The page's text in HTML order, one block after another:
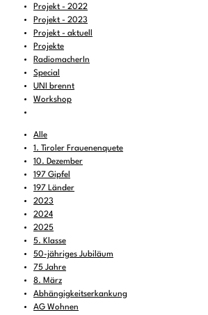
Projekt - 2022
Projekt - 2023
Projekt - aktuell
Projekte
RadiomacherIn
Special
UNI brennt
Workshop
Alle
1. Tiroler Frauenenquete
10. Dezember
197 Gipfel
197 Länder
2023
2024
2025
5. Klasse
50-jähriges Jubiläum
75 Jahre
8. März
Abhängigkeitserkankung
AG Wohnen